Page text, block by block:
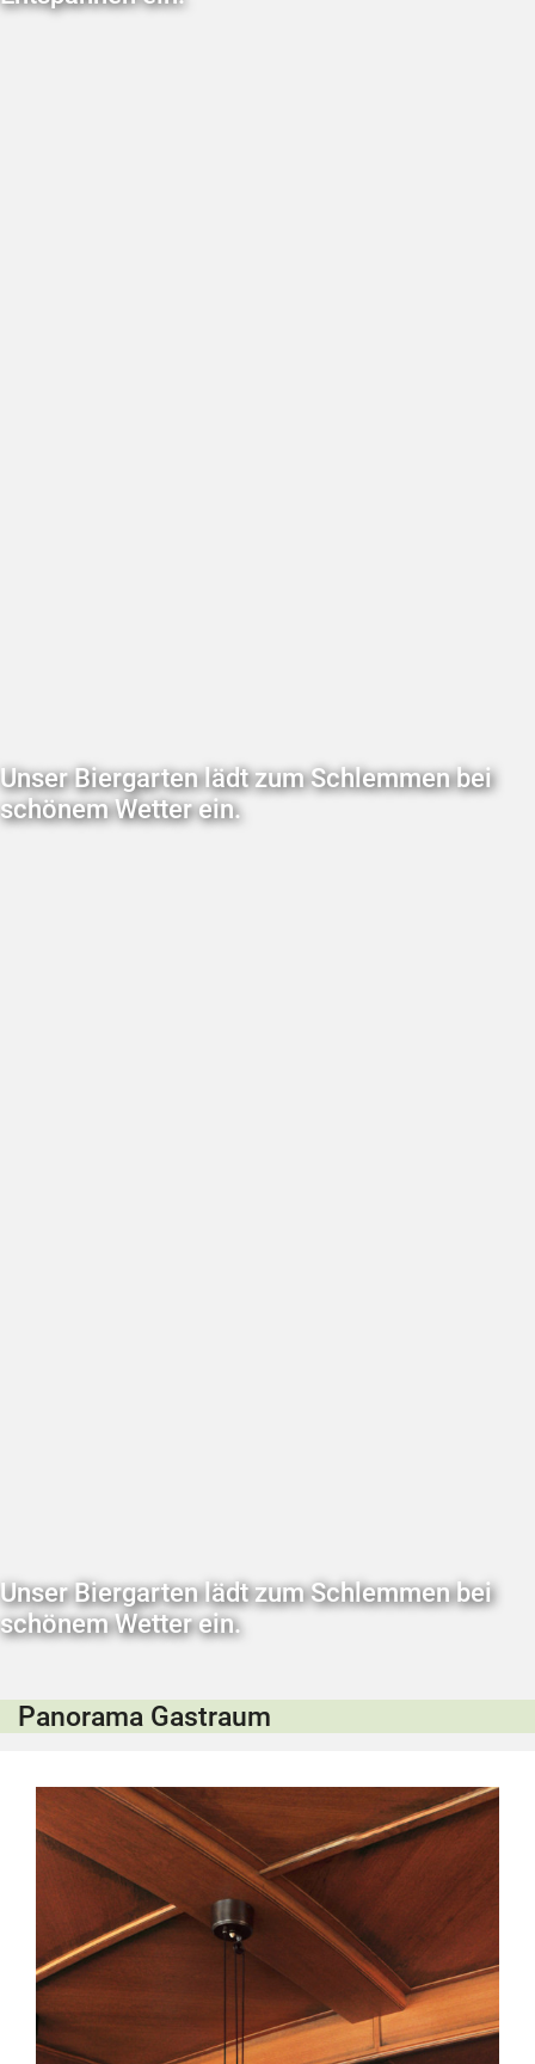
Unser Biergarten lädt zum Schlemmen bei
schönem Wetter ein.
Unser Biergarten lädt zum Schlemmen bei
schönem Wetter ein.
Panorama Gastraum